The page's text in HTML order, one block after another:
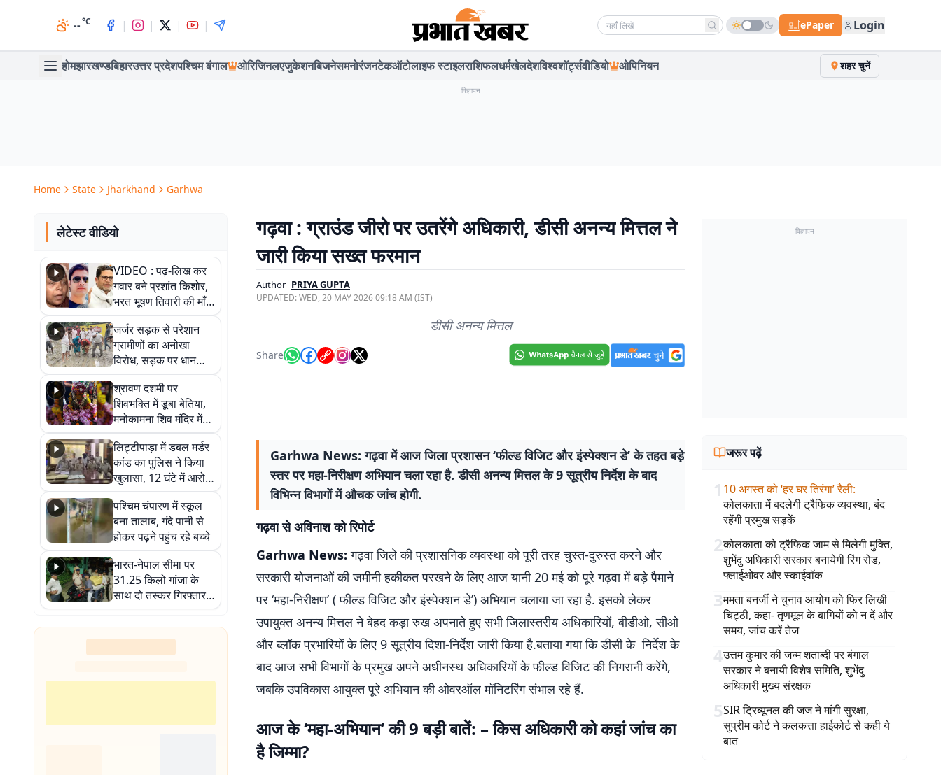
--°C | | | | Search news ePaper Login
होमझारखण्डबिहारउत्तर प्रदेशपश्चिम बंगाल ओरिजिनलएजुकेशनबिजनेसमनोरंजनटेकऑटोलाइफ स्टाइलराशिफलधर्मखेलदेशविश्वशॉर्ट्सवीडियो ओपिनियन शहर चुनें
विज्ञापन
Home State Jharkhand Garhwa
लेटेस्ट वीडियो
VIDEO : पढ़-लिख कर
गवार बने प्रशांत किशोर,
भरत भूषण तिवारी की माँ ने
कहा नहीं थी उम्मीद, बेटा
था तो किसी को बोलने की
नहीं थी हिम्मत
जर्जर सड़क से परेशान
ग्रामीणों का अनोखा
विरोध, सड़क पर धान
रोपकर और खाद डालकर
जताया आक्रोश
श्रावण दशमी पर
शिवभक्ति में डूबा बेतिया,
मनोकामना शिव मंदिर में
हुआ भव्य श्रृंगार
लिट्टीपाड़ा में डबल मर्डर
कांड का पुलिस ने किया
खुलासा, 12 घंटे में आरोपी
गिरफ्तार
पश्चिम चंपारण में स्कूल
बना तालाब, गंदे पानी से
होकर पढ़ने पहुंच रहे बच्चे
भारत-नेपाल सीमा पर
31.25 किलो गांजा के
साथ दो तस्कर गिरफ्तार,
नेपाली नंबर की बाइक
जब्त
गढ़वा : ग्राउंड जीरो पर उतरेंगे अधिकारी, डीसी अनन्य मित्तल ने
जारी किया सख्त फरमान
Author PRIYA GUPTA
UPDATED:WED, 20 MAY 2026 09:18 AM (IST)
डीसी अनन्य मित्तल
Share
Garhwa News: गढ़वा में आज जिला प्रशासन ‘फील्ड विजिट और इंस्पेक्शन डे’ के तहत बड़े
स्तर पर महा-निरीक्षण अभियान चला रहा है. डीसी अनन्य मित्तल के 9 सूत्रीय निर्देश के बाद
विभिन्न विभागों में औचक जांच होगी.
गढ़वा से अविनाश को रिपोर्ट
Garhwa News:गढ़वा जिले की प्रशासनिक व्यवस्था को पूरी तरह चुस्त-दुरुस्त करने और
सरकारी योजनाओं की जमीनी हकीकत परखने के लिए आज यानी 20 मई को पूरे गढ़वा में बड़े पैमाने
पर ‘महा-निरीक्षण’ ( फील्ड विजिट और इंस्पेक्शन डे’) अभियान चलाया जा रहा है. इसको लेकर
उपायुक्त अनन्य मित्तल ने बेहद कड़ा रुख अपनाते हुए सभी जिलास्तरीय अधिकारियों, बीडीओ, सीओ
और ब्लॉक प्रभारियों के लिए 9 सूत्रीय दिशा-निर्देश जारी किया है.बताया गया कि डीसी के निर्देश के
बाद आज सभी विभागों के प्रमुख अपने अधीनस्थ अधिकारियों के फील्ड विजिट की निगरानी करेंगे,
जबकि उपविकास आयुक्त पूरे अभियान की ओवरऑल मॉनिटरिंग संभाल रहे हैं.
आज के ‘महा-अभियान’ की 9 बड़ी बातें: – किस अधिकारी को कहां जांच का
है जिम्मा?
विज्ञापन
जरूर पढ़ें
1 10 अगस्त को ‘हर घर तिरंगा’ रैली:
कोलकाता में बदलेगी ट्रैफिक व्यवस्था, बंद
रहेंगी प्रमुख सड़कें
2कोलकाता को ट्रैफिक जाम से मिलेगी मुक्ति,
शुभेंदु अधिकारी सरकार बनायेगी रिंग रोड,
फ्लाईओवर और स्काईवॉक
3ममता बनर्जी ने चुनाव आयोग को फिर लिखी
चिट्ठी, कहा- तृणमूल के बागियों को न दें और
समय, जांच करें तेज
4उत्तम कुमार की जन्म शताब्दी पर बंगाल
सरकार ने बनायी विशेष समिति, शुभेंदु
अधिकारी मुख्य संरक्षक
5SIR ट्रिब्यूनल की जज ने मांगी सुरक्षा,
सुप्रीम कोर्ट ने कलकत्ता हाईकोर्ट से कही ये
बात